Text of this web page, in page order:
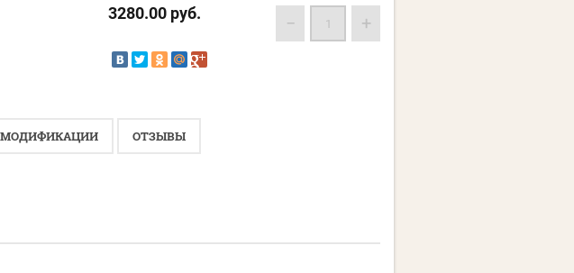
3280.00 руб. − +
МОДИФИКАЦИИ ОТЗЫВЫ